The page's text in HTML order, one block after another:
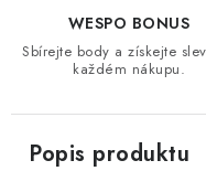
WESPO BONUS
Sbírejte body a získejte
každém nákupu.
Popis produktu